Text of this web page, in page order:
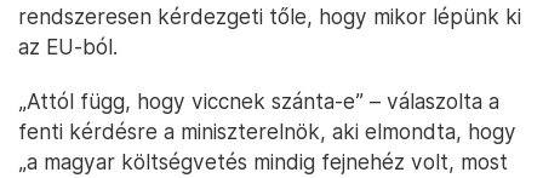
rendszeresen kérdezgeti tőle, hogy mikor lépünk ki
az EU-ból.
„Attól függ, hogy viccnek szánta-e” – válaszolta a
fenti kérdésre a miniszterelnök, aki elmondta, hogy
„a magyar költségvetés mindig fejnehéz volt, most